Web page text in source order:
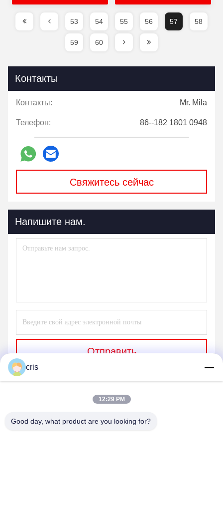
цену
53 54 55 56 57 58
59 60
Контакты
Контакты: Mr. Mila
Телефон: 86--182 1801 0948
Свяжитесь сейчас
Напишите нам.
Отправить
cris
12:29 PM
Good day, what product are you looking for?